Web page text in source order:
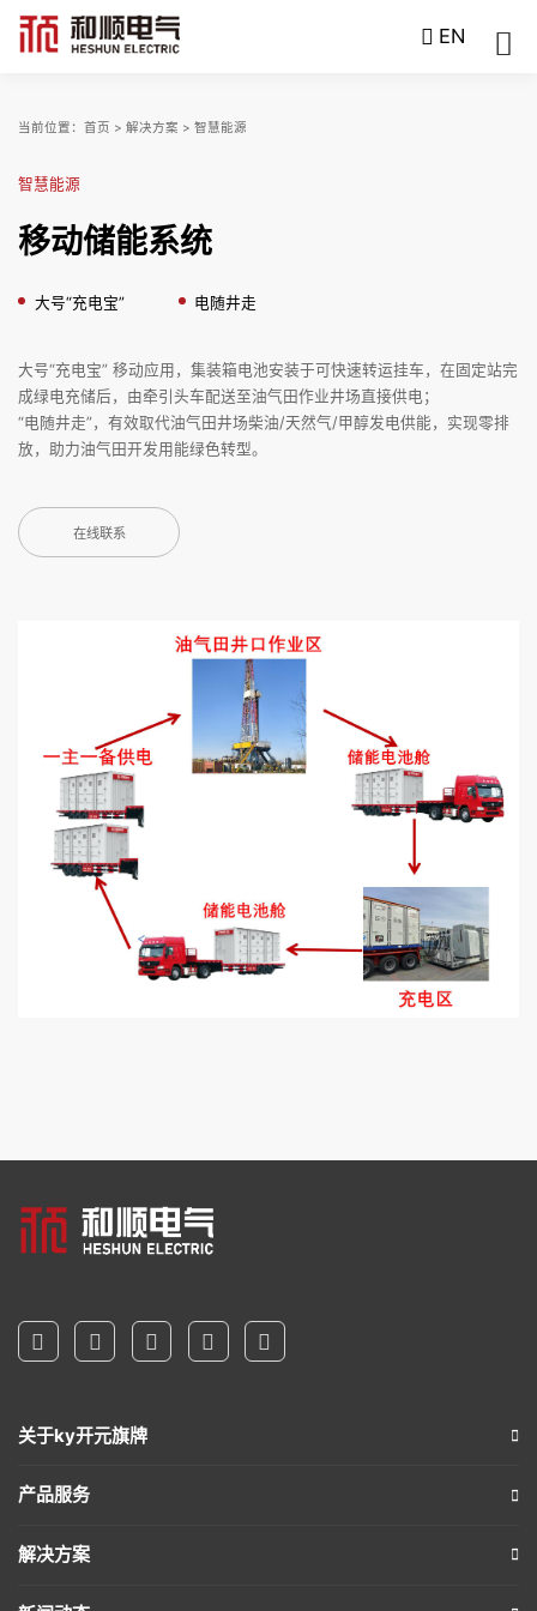
EN
当前位置： 首页 > 解决方案 > 智慧能源
智慧能源
移动储能系统
大号“充电宝” 电随井走
大号“充电宝” 移动应用，集装箱电池安装于可快速转运挂车，在固定站完
成绿电充储后，由牵引头车配送至油气田作业井场直接供电；
“电随井走”，有效取代油气田井场柴油/天然气/甲醇发电供能，实现零排
放，助力油气田开发用能绿色转型。
在线联系
关于ky开元旗牌
产品服务
解决方案